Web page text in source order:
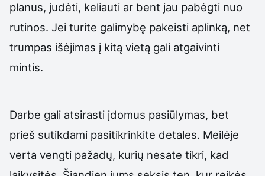
planus, judėti, keliauti ar bent jau pabėgti nuo
rutinos. Jei turite galimybę pakeisti aplinką, net
trumpas išėjimas į kitą vietą gali atgaivinti
mintis.
Darbe gali atsirasti įdomus pasiūlymas, bet
prieš sutikdami pasitikrinkite detales. Meilėje
verta vengti pažadų, kurių nesate tikri, kad